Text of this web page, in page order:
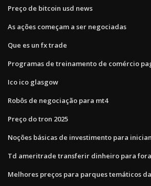
Preço de bitcoin usd news
As ações começam a ser negociadas
Que es un fx trade
Programas de treinamento de comércio
Ico ico glasgow
Robôs de negociação para mt4
Preço do tron ​​2025
Noções básicas de investimento para
Td ameritrade transferir dinheiro para fora
Melhores preços para parques temáticos